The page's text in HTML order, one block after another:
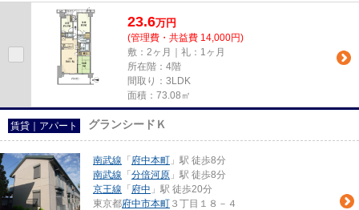
で、徒歩4分で駅に行くことがで...
23.6万円
(管理費・共益費 14,000円)
敷：2ヶ月｜礼：1ヶ月
所在階：4階
間取り：3LDK
面積：73.08㎡
賃貸｜アパート グランシードＫ
南武線 「 府中本町 」駅 徒歩8分
南武線 「 分倍河原 」駅 徒歩8分
京王線 「 府中 」駅 徒歩20分
東京都府中市本町 ３丁目１８－４